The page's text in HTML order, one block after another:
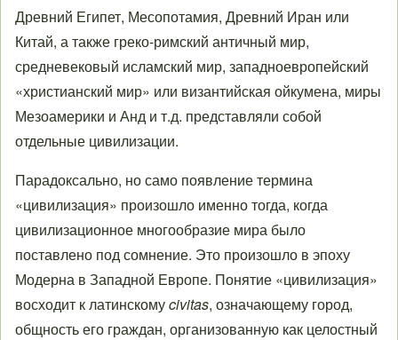
Древний Египет, Месопотамия, Древний Иран или
Китай, а также греко-римский античный мир,
средневековый исламский мир, западноевропейский
«христианский мир» или византийская ойкумена, миры
Мезоамерики и Анд и т.д. представляли собой
отдельные цивилизации.
Парадоксально, но само появление термина
«цивилизация» произошло именно тогда, когда
цивилизационное многообразие мира было
поставлено под сомнение. Это произошло в эпоху
Модерна в Западной Европе. Понятие «цивилизация»
восходит к латинскомуcivitas, означающему город,
общность его граждан, организованную как целостный